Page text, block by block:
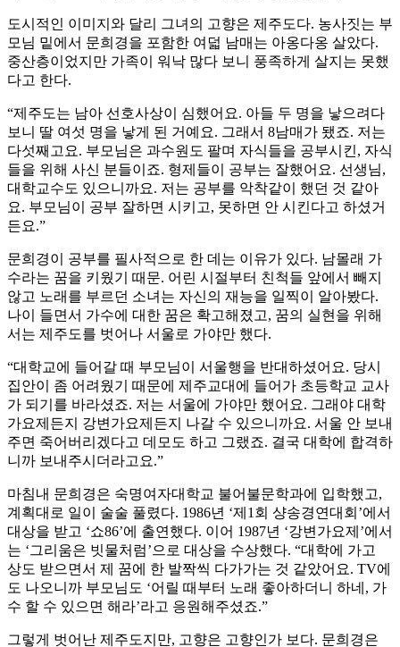
도시적인 이미지와 달리 그녀의 고향은 제주도다. 농사짓는 부
모님 밑에서 문희경을 포함한 여덟 남매는 아옹다옹 살았다.
중산층이었지만 가족이 워낙 많다 보니 풍족하게 살지는 못했
다고 한다.
“제주도는 남아 선호사상이 심했어요. 아들 두 명을 낳으려다
보니 딸 여섯 명을 낳게 된 거예요. 그래서 8남매가 됐죠. 저는
다섯째고요. 부모님은 과수원도 팔며 자식들을 공부시킨, 자식
들을 위해 사신 분들이죠. 형제들이 공부는 잘했어요. 선생님,
대학교수도 있으니까요. 저는 공부를 악착같이 했던 것 같아
요. 부모님이 공부 잘하면 시키고, 못하면 안 시킨다고 하셨거
든요.”
문희경이 공부를 필사적으로 한 데는 이유가 있다. 남몰래 가
수라는 꿈을 키웠기 때문. 어린 시절부터 친척들 앞에서 빼지
않고 노래를 부르던 소녀는 자신의 재능을 일찍이 알아봤다.
나이 들면서 가수에 대한 꿈은 확고해졌고, 꿈의 실현을 위해
서는 제주도를 벗어나 서울로 가야만 했다.
“대학교에 들어갈 때 부모님이 서울행을 반대하셨어요. 당시
집안이 좀 어려웠기 때문에 제주교대에 들어가 초등학교 교사
가 되기를 바라셨죠. 저는 서울에 가야만 했어요. 그래야 대학
가요제든지 강변가요제든지 나갈 수 있으니까요. 서울 안 보내
주면 죽어버리겠다고 데모도 하고 그랬죠. 결국 대학에 합격하
니까 보내주시더라고요.”
마침내 문희경은 숙명여자대학교 불어불문학과에 입학했고,
계획대로 일이 술술 풀렸다. 1986년 ‘제1회 샹송경연대회’에서
대상을 받고 ‘쇼86’에 출연했다. 이어 1987년 ‘강변가요제’에서
는 ‘그리움은 빗물처럼’으로 대상을 수상했다. “대학에 가고
상도 받으면서 제 꿈에 한 발짝씩 다가가는 것 같았어요. TV에
도 나오니까 부모님도 ‘어릴 때부터 노래 좋아하더니 하네, 가
수 할 수 있으면 해라’라고 응원해주셨죠.”
그렇게 벗어난 제주도지만, 고향은 고향인가 보다. 문희경은